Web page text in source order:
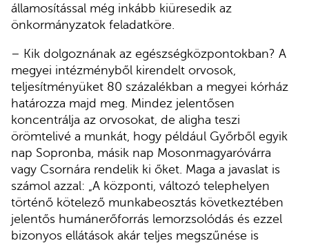
államosítással még inkább kiüresedik az
önkormányzatok feladatköre.
– Kik dolgoznának az egészségközpontokban? A
megyei intézményből kirendelt orvosok,
teljesítményüket 80 százalékban a megyei kórház
határozza majd meg. Mindez jelentősen
koncentrálja az orvosokat, de aligha teszi
örömtelivé a munkát, hogy például Győrből egyik
nap Sopronba, másik nap Mosonmagyaróvárra
vagy Csornára rendelik ki őket. Maga a javaslat is
számol azzal: „A központi, változó telephelyen
történő kötelező munkabeosztás következtében
jelentős humánerőforrás lemorzsolódás és ezzel
bizonyos ellátások akár teljes megszűnése is